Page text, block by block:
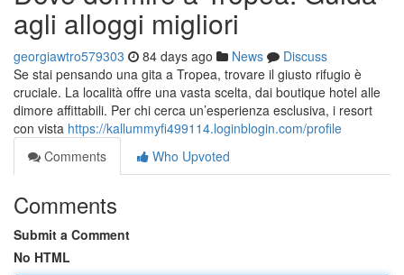
agli alloggi migliori
georgiawtro579303 84 days ago News
Discuss
Se stai pensando una gita a Tropea, trovare il giusto rifugio è
cruciale. La località offre una vasta scelta, dai boutique hotel alle
dimore affittabili. Per chi cerca un’esperienza esclusiva, i resort
con vista https://kallummyfi499114.loginblogin.com/profile
Comments
Who Upvoted
Comments
Submit a Comment
No HTML